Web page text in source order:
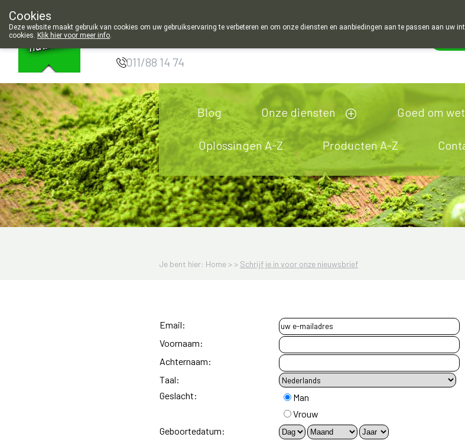
dinsdag gesloten en 's morgens geopend vanaf 9u00!
Apotheek
011/88 14 74
Blog Onze diensten Goed om
Oplossingen A-Z Producten A-Z
Je bent hier: Home >> Schrijf je in voor onze nieuwsbrief
Email:
Voornaam:
Achternaam:
Taal:
Geslacht:
Man
Vrouw
Geboortedatum:
Cookies
Deze website maakt gebruik van cookies om uw gebruikservaring te verbeteren en om onze diensten en aanbiedingen aan te passen aan uw
cookies. Klik hier voor meer info.